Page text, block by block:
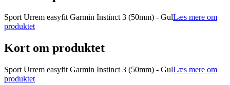
Sport Urrem easyfit Garmin Instinct 3 (50mm) - GulLæs mere om
produktet
Kort om produktet
Sport Urrem easyfit Garmin Instinct 3 (50mm) - GulLæs mere om
produktet